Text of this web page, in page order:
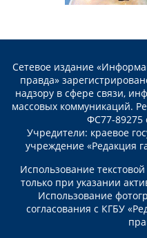
Сетевое издание
правда»
надзору в сфере связи,
массовых коммуникаций.
ФС77-89275
Учредители: краевое
учреждение «Редакция
Использование
только при указании
Использование
согласования с КГБУ